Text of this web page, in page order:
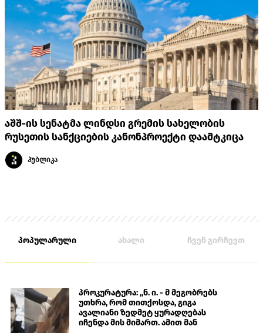
აშშ-ის სენატმა ლინდსი გრემის სახელობის
რუსეთის სანქციების კანონპროექტი დაამტკიცა
პუბლიკა
პოპულარული ახალი ჩვენ გირჩევთ
პროკურატურა: „ნ. ი. - მ მეგობრებს
უთხრა, რომ თითქოსდა, გიგა
ავალიანი ზედმეტ ყურადღებას
იჩენდა მის მიმართ. ამით მან